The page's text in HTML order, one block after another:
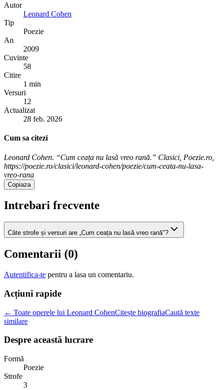
Autor
Leonard Cohen
Tip
Poezie
An
2009
Cuvinte
58
Citire
1 min
Versuri
12
Actualizat
28 feb. 2026
Cum sa citezi
Leonard Cohen. “Cum ceața nu lasă vreo rană.” Clasici, Poezie.ro,
https://poezie.ro/clasici/leonard-cohen/poezie/cum-ceata-nu-lasa-
vreo-rana
Copiaza
Intrebari frecvente
Câte strofe și versuri are „Cum ceața nu lasă vreo rană"?
Comentarii (0)
Autentifica-te pentru a lasa un comentariu.
Acțiuni rapide
← Toate operele lui Leonard CohenCitește biografiaCaută texte
similare
Despre această lucrare
Formă
Poezie
Strofe
3